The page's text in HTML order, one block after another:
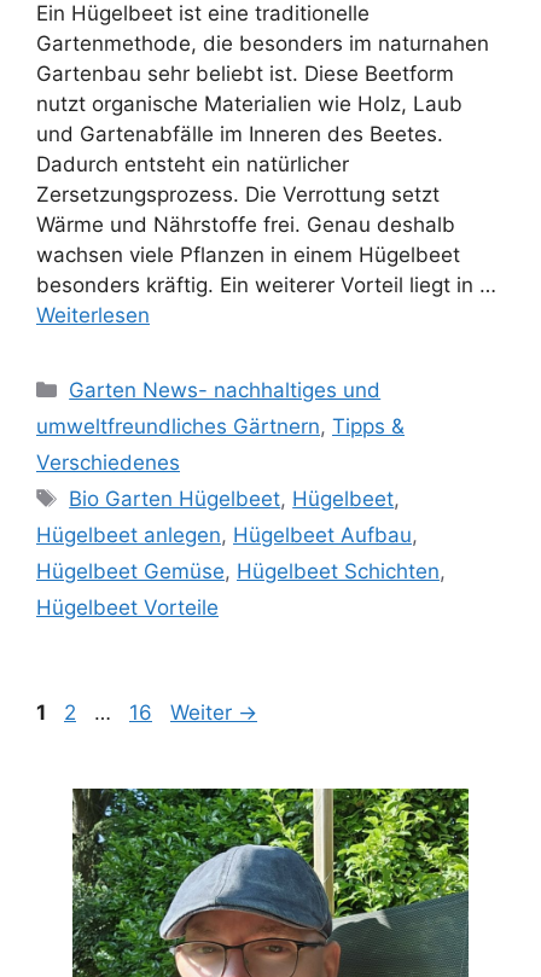
Ein Hügelbeet ist eine traditionelle
Gartenmethode, die besonders im naturnahen
Gartenbau sehr beliebt ist. Diese Beetform
nutzt organische Materialien wie Holz, Laub
und Gartenabfälle im Inneren des Beetes.
Dadurch entsteht ein natürlicher
Zersetzungsprozess. Die Verrottung setzt
Wärme und Nährstoffe frei. Genau deshalb
wachsen viele Pflanzen in einem Hügelbeet
besonders kräftig. Ein weiterer Vorteil liegt in …
Weiterlesen
Kategorien
Garten News- nachhaltiges und
umweltfreundliches Gärtnern, Tipps &
Verschiedenes
Schlagwörter
Bio Garten Hügelbeet, Hügelbeet,
Hügelbeet anlegen, Hügelbeet Aufbau,
Hügelbeet Gemüse, Hügelbeet Schichten,
Hügelbeet Vorteile
Seite
1 Seite
2 … Seite
16 Weiter →